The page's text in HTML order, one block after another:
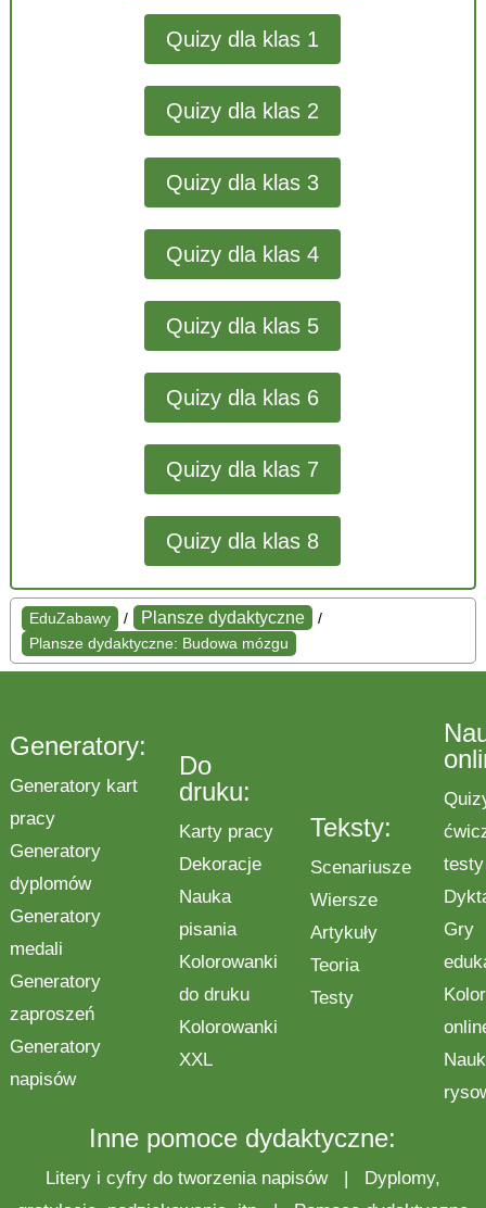
Quizy dla klas 1
Quizy dla klas 2
Quizy dla klas 3
Quizy dla klas 4
Quizy dla klas 5
Quizy dla klas 6
Quizy dla klas 7
Quizy dla klas 8
EduZabawy / Plansze dydaktyczne
/
Plansze dydaktyczne: Budowa mózgu
Generatory:
Generatory kart
pracy
Generatory
dyplomów
Generatory
medali
Generatory
zaproszeń
Generatory
napisów
Do
druku:
Karty pracy
Dekoracje
Nauka
pisania
Kolorowanki
do druku
Kolorowanki
XXL
Teksty:
Scenariusze
Wiersze
Artykuły
Teoria
Testy
testy
Gry
Inne pomoce dydaktyczne:
Litery i cyfry do tworzenia napisów| Dyplomy,